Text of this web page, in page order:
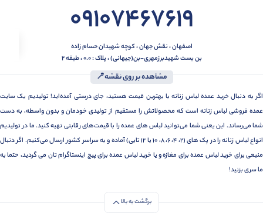
09107467619
اصفهان ، نقش جهان ، کوچه شهیدان حسام زاده
بن بست شهیدبرزمهری-بن(جیهانی) ، پلاک : 0.0 ، طبقه 2
مشاهده بر روی نقشه📍
اگر به دنبال خرید عمده لباس زنانه با بهترین قیمت هستید، جای درستی آمده‌اید! تولیدیم یک سایت
عمده فروشی لباس زنانه است که محصولاتش را مستقیم از تولیدی خودمان و بدون واسطه، به دست
شما می‌رساند. این یعنی شما می‌توانید لباس های عمده را با قیمت‌های رقابتی تهیه کنید. ما در تولیدیم
انواع لباس زنانه را در پک های (2، 4، 6، 8، 10 یا 12 تایی) آماده و به سراسر کشور ارسال می‌کنیم. اگر دنبال
منبعی برای خرید لباس عمده برای مغازه و یا خرید لباس عمده برای پیج اینستاگرام تان می گردید، حتما به
ما سری بزنید!
برگشت به بالا